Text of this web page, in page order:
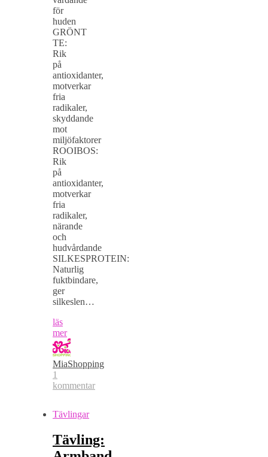
för
huden
GRÖNT
TE:
Rik
på
antioxidanter,
motverkar
fria
radikaler,
skyddande
mot
miljöfaktorer
ROOIBOS:
Rik
på
antioxidanter,
motverkar
fria
radikaler,
närande
och
hudvårdande
SILKESPROTEIN:
Naturlig
fuktbindare,
ger
silkeslen…
läs
mer
MiaShopping
1
kommentar
Tävlingar
Tävling: